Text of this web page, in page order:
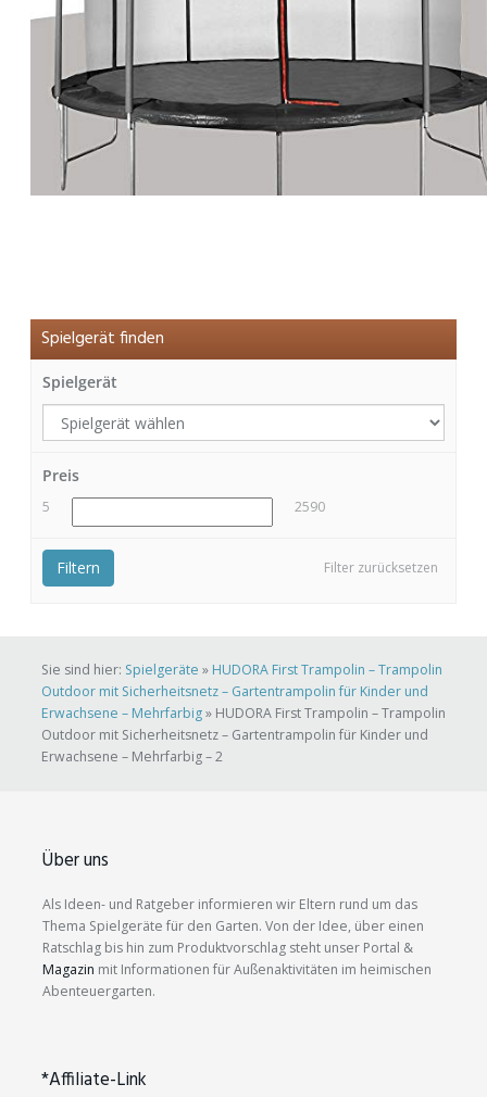
Spielgerät finden
Spielgerät
Preis
5 2590
Filter zurücksetzen
Filtern
Sie sind hier: Spielgeräte » HUDORA First Trampolin – Trampolin
Outdoor mit Sicherheitsnetz – Gartentrampolin für Kinder und
Erwachsene – Mehrfarbig» HUDORA First Trampolin – Trampolin
Outdoor mit Sicherheitsnetz – Gartentrampolin für Kinder und
Erwachsene – Mehrfarbig – 2
Über uns
Als Ideen- und Ratgeber informieren wir Eltern rund um das
Thema Spielgeräte für den Garten. Von der Idee, über einen
Ratschlag bis hin zum Produktvorschlag steht unser Portal &
Magazin mit Informationen für Außenaktivitäten im heimischen
Abenteuergarten.
*Affiliate-Link